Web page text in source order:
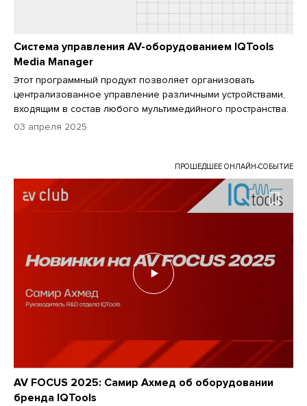
Система управления AV-оборудованием IQTools
Media Manager
Этот программный продукт позволяет организовать
централизованное управление различными устройствами,
входящим в состав любого мультимедийного пространства.
03 апреля 2025
ПРОШЕДШЕЕ ОНЛАЙН-СОБЫТИЕ
AV FOCUS 2025: Самир Ахмед об оборудовании
бренда IQTools